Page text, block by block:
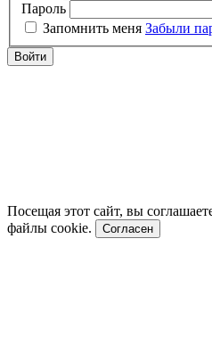
Пароль
Запомнить меня Забыли
Войти
Посещая этот сайт, вы
файлы cookie.
Согласен